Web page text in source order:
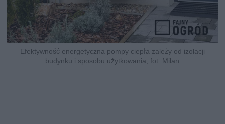
Efektywność energetyczna pompy ciepła zależy od izolacji
budynku i sposobu użytkowania, fot. Milan